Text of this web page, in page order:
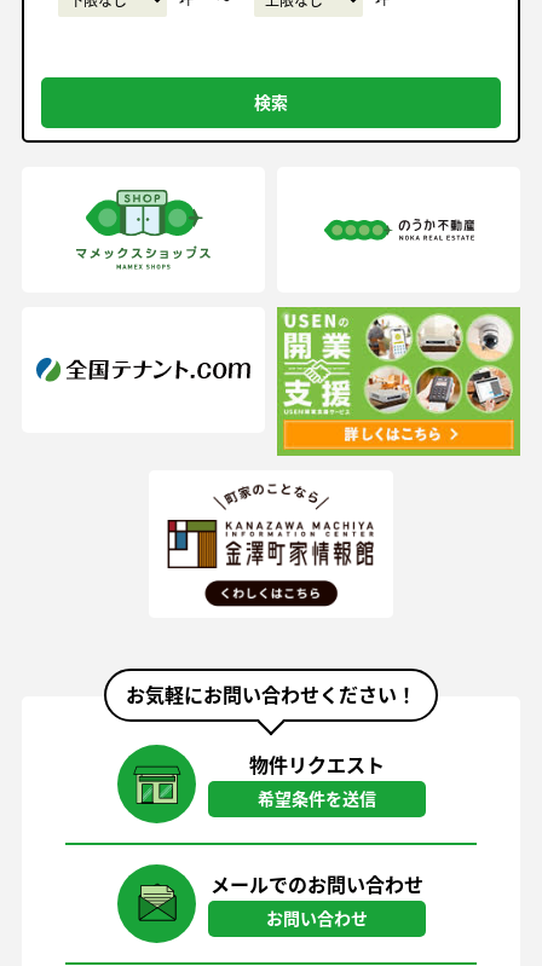
お気軽にお問い合わせください！
物件リクエスト
希望条件を送信
メールでのお問い合わせ
お問い合わせ